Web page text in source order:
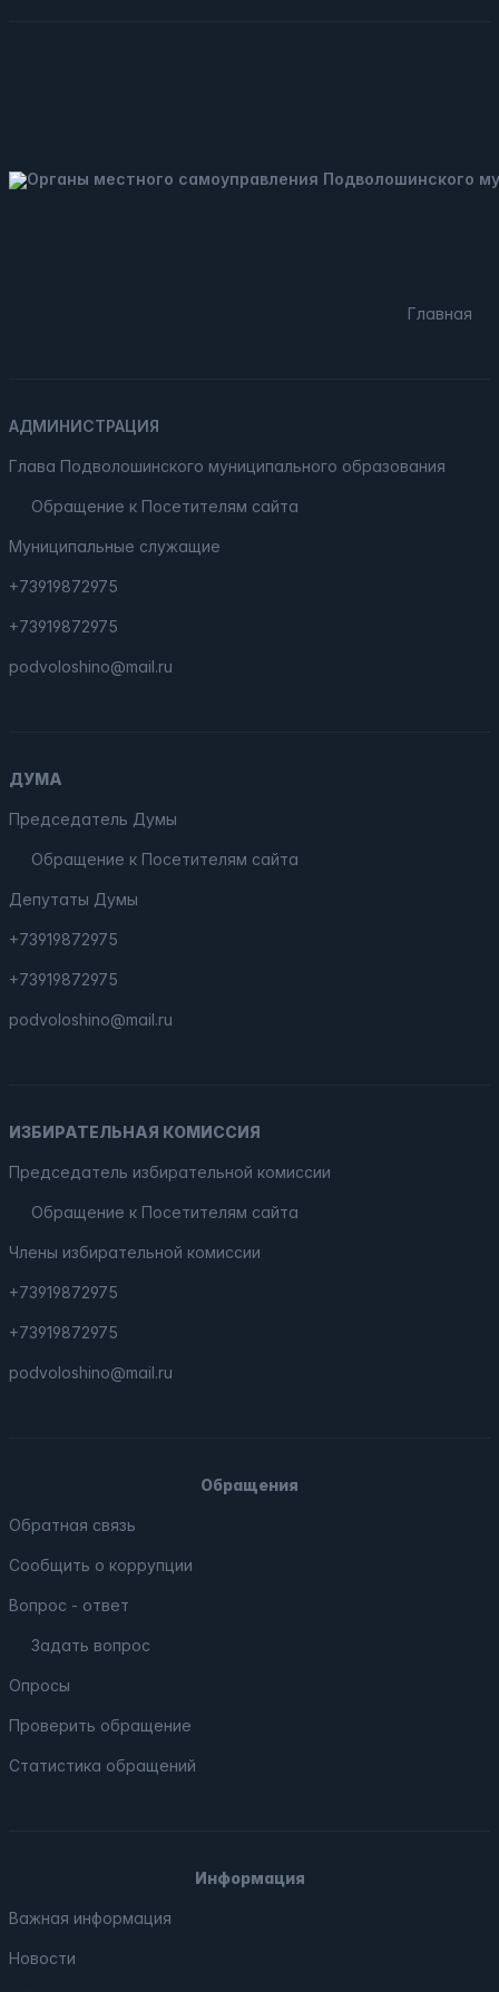
Главная
АДМИНИСТРАЦИЯ
Глава Подволошинского муниципального образования
Обращение к Посетителям сайта
Муниципальные служащие
+73919872975
+73919872975
podvoloshino@mail.ru
ДУМА
Председатель Думы
Обращение к Посетителям сайта
Депутаты Думы
+73919872975
+73919872975
podvoloshino@mail.ru
ИЗБИРАТЕЛЬНАЯ КОМИССИЯ
Председатель избирательной комиссии
Обращение к Посетителям сайта
Члены избирательной комиссии
+73919872975
+73919872975
podvoloshino@mail.ru
Обращения
Обратная связь
Сообщить о коррупции
Вопрос - ответ
Задать вопрос
Опросы
Проверить обращение
Статистика обращений
Информация
Важная информация
Новости